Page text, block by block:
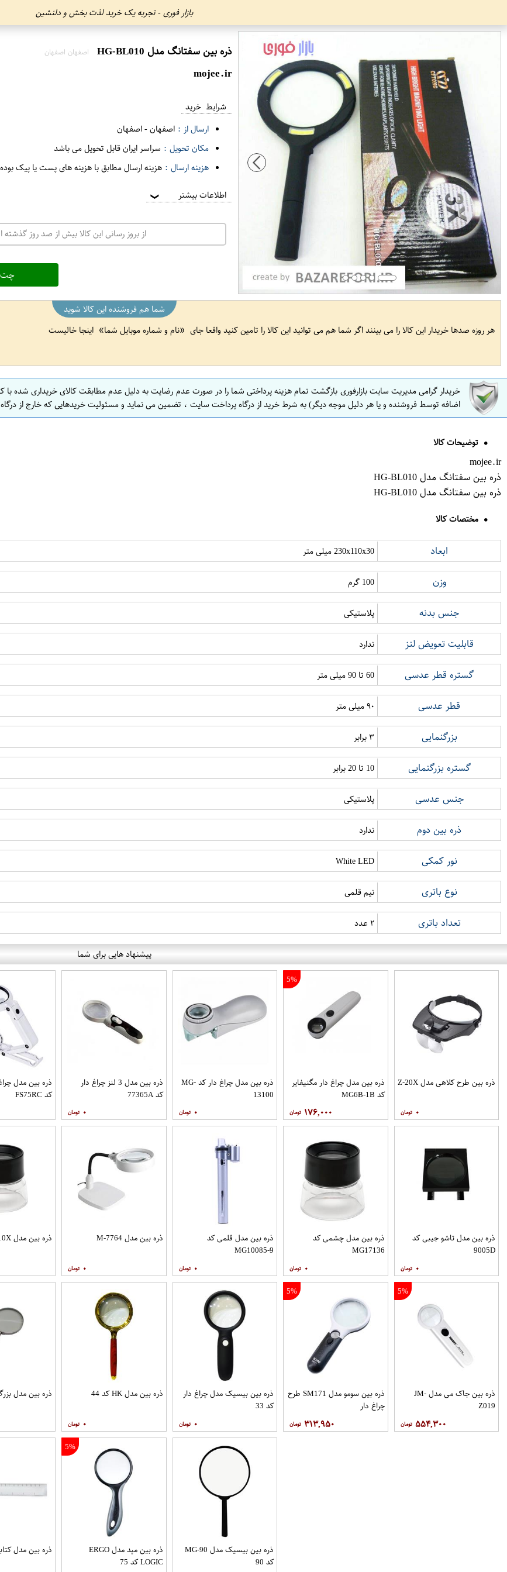
بازار فوری - تجربه یک خرید لذت بخش و دلنشین
ذره بین سفتانگ مدل HG-BL010 اصفهان اصفهان
mojee.ir
شرایط خرید
ارسال از : اصفهان-اصفهان
مکان تحویل : سراسر ایران قابل تحویل می باشد
هزینه ارسال : هزینه ارسال مطابق با هزینه های پست یا پیک
اطلاعات بیشتر ❯
از بروز رسانی این کالا بیش از صد روز
چت
شما هم فروشنده این کالا شوید
هر روزه صدها خریدار این کالا را می بینند اگر شما هم می توانید این کالا را تامین کنید واقعا جای
نام و شماره موبایل شما اینجا خالیست
خریدار گرامی مدیریت سایت بازارفوری بازگشت تمام هزینه پرداختی شما را در صورت عدم رضایت به دلیل عدم مطابقت کالای خریداری شده
اضافه توسط فروشنده و یا هر دلیل موجه دیگر) به شرط خرید از درگاه پرداخت سایت ، تضمین می نماید و مسئولیت خریدهایی که خارج از
توضیحات کالا
mojee.ir
ذره بین سفتانگ مدل HG-BL010
ذره بین سفتانگ مدل HG-BL010
مختصات کالا
ابعاد 230x110x30 میلی متر
وزن 100 گرم
جنس بدنه پلاستیکی
قابلیت تعویض لنز ندارد
گستره قطر عدسی 60 تا 90 میلی متر
قطر عدسی ۹۰ میلی متر
بزرگنمایی ۳ برابر
گستره بزرگنمایی 10 تا 20 برابر
جنس عدسی پلاستیکی
ذره بین دوم ندارد
نور کمکی White LED
نوع باتری نیم قلمی
تعداد باتری ۲ عدد
پیشنهاد هایی برای شما
ذره بین طرح کلاهی مدل Z-20X
۰
5%
ذره بین مدل چراغ دار مگنیفایر
کد MG6B-1B
۱۷۶,۰۰۰
ذره بین مدل چراغ دار کد MG-
13100
۰
ذره بین مدل 3 لنز چراغ دار
کد 77365A
۰
ذره بین مدل
کد FS75RC
ذره بین مدل تاشو جیبی کد
9005D
۰
ذره بین مدل چشمی کد
MG17136
۰
ذره بین مدل قلمی کد
MG10085-9
۰
ذره بین مدل M-7764
۰
ذره بین مدل MG-17136-10X
5%
ذره بین جاک می مدل JM-
Z019
۵۵۴,۳۰۰
5%
ذره بین سومو مدل SM171 طرح
چراغ دار
۳۱۳,۹۵۰
ذره بین بیسیک مدل چراغ دار
کد 33
۰
ذره بین مدل HK کد 44
۰
ذره بین مدل
ذره بین بیسیک مدل MG-90
کد 90
5%
ذره بین مپد مدل ERGO
LOGIC کد 75
ذره بین مدل